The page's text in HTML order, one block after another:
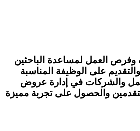
العمل لمساعدة الباحثين
على الوظيفة المناسبة
والشركات في إدارة عروض
والحصول على تجربة مميزة